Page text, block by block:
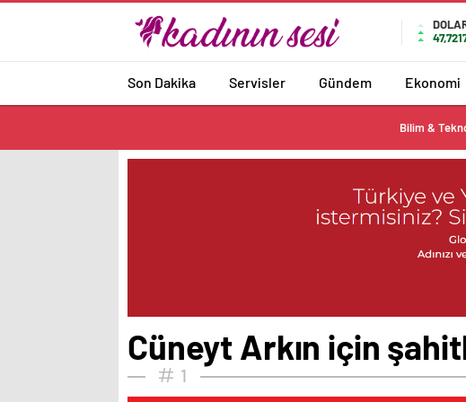
Son Dakika Servisler Gündem Ekonomi
Bilim &
Cüneyt Arkın için
1